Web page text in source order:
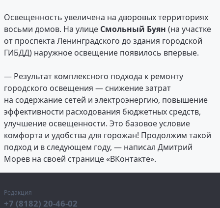
Освещенность увеличена на дворовых территориях
восьми домов. На улице Смольный Буян (на участке
от проспекта Ленинградского до здания городской
ГИБДД) наружное освещение появилось впервые.
— Результат комплексного подхода к ремонту
городского освещения — снижение затрат
на содержание сетей и электроэнергию, повышение
эффективности расходования бюджетных средств,
улучшение освещенности. Это базовое условие
комфорта и удобства для горожан! Продолжим такой
подход и в следующем году, — написал Дмитрий
Морев на своей странице «ВКонтакте».
Редакция
+7 (8182) 20-46-02